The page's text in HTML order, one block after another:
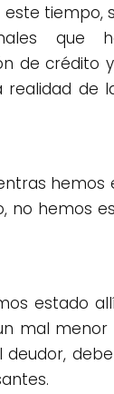
tiempo,
que
de crédito
de
no hemos
estado
mal